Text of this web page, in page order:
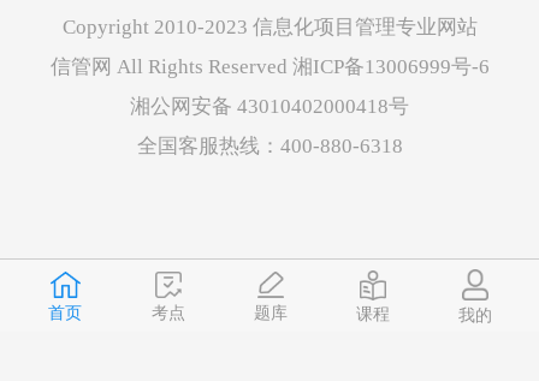
首页 考点 题库 课程 我的
Copyright 2010-2023 信息化项目管理专业网站
信管网 All Rights Reserved 湘ICP备13006999号-6
湘公网安备 43010402000418号
全国客服热线：400-880-6318